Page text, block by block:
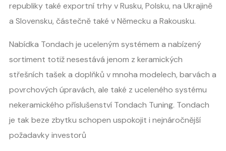
republiky také exportní trhy v Rusku, Polsku, na Ukrajině
a Slovensku, částečně také v Německu a Rakousku.
Nabídka Tondach je uceleným systémem a nabízený
sortiment totiž nesestává jenom z keramických
střešních tašek a doplňků v mnoha modelech, barvách a
povrchových úpravách, ale také z uceleného systému
nekeramického příslušenství Tondach Tuning. Tondach
je tak beze zbytku schopen uspokojit i nejnáročnější
požadavky investorů